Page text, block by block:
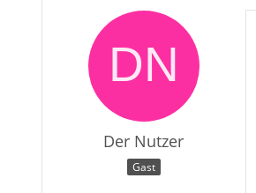
Der Nutzer
Gast